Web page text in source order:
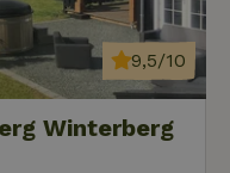
Winterberg
9,5/10